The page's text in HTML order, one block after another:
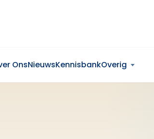
OnsNieuwsKennisbankOverig